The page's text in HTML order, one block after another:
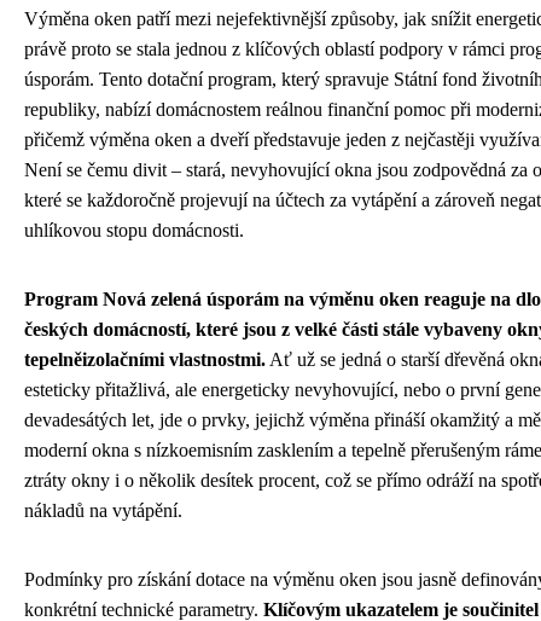
Výměna oken patří mezi nejefektivnější způsoby, jak snížit
právě proto se stala jednou z klíčových oblastí podpory v rámci
úsporám. Tento dotační program, který spravuje Státní fond
republiky, nabízí domácnostem reálnou finanční pomoc při
přičemž výměna oken a dveří představuje jeden z nejčastěji
Není se čemu divit – stará, nevyhovující okna jsou zodpovědná za
které se každoročně projevují na účtech za vytápění a zároveň
uhlíkovou stopu domácnosti.
Program Nová zelená úsporám na výměnu oken reaguje na
českých domácností, které jsou z velké části stále vybaveny
tepelněizolačními vlastnostmi. Ať už se jedná o starší dřevěná
esteticky přitažlivá, ale energeticky nevyhovující, nebo o první
devadesátých let, jde o prvky, jejichž výměna přináší okamžitý a
moderní okna s nízkoemisním zasklením a tepelně přerušeným
ztráty okny i o několik desítek procent, což se přímo odráží na
nákladů na vytápění.
Podmínky pro získání dotace na výměnu oken jsou jasně
konkrétní technické parametry. Klíčovým ukazatelem je